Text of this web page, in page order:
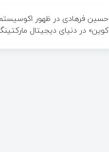
حسین فرهادی در ظهور اکوسیستم
کوین» در دنیای دیجیتال